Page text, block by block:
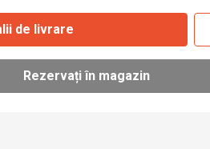
de livrare
Rezervați în magazin